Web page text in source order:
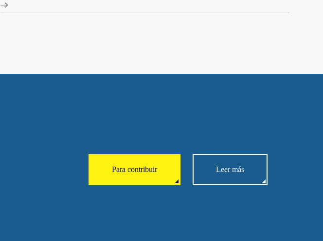
Para contribuir Leer más